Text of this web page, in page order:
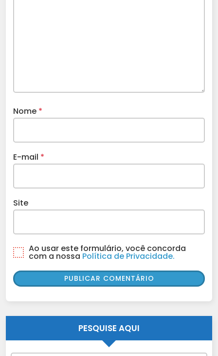
Nome *
E-mail *
Site
Ao usar este formulário, você concorda
com a nossa Política de Privacidade.
PESQUISE AQUI